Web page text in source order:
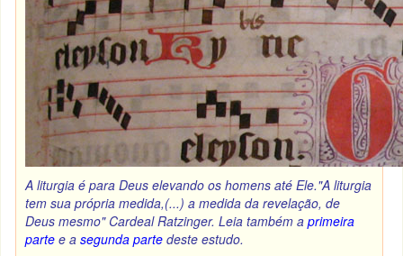
A liturgia é para Deus elevando os homens até Ele."A liturgia
tem sua própria medida,(...) a medida da revelação, de
Deus mesmo" Cardeal Ratzinger.Leia também aprimeira
parte e asegunda parte deste estudo.